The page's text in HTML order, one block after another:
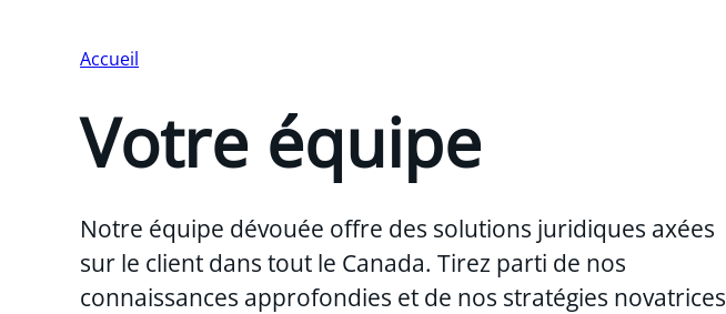
Accueil
Votre équipe
Notre équipe dévouée offre des solutions juridiques axées
sur le client dans tout le Canada. Tirez parti de nos
connaissances approfondies et de nos stratégies novatrices